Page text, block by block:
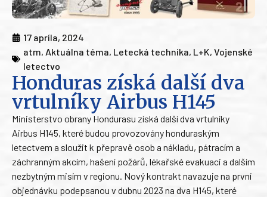
17 apríla, 2024
atm, Aktuálna téma, Letecká technika, L+K, Vojenské
letectvo
Honduras získá další dva
vrtulníky Airbus H145
Ministerstvo obrany Hondurasu získá další dva vrtulníky
Airbus H145, které budou provozovány honduraským
letectvem a sloužit k přepravě osob a nákladu, pátracím a
záchranným akcím, hašení požárů, lékařské evakuaci a dalším
nezbytným misím v regionu. Nový kontrakt navazuje na první
objednávku podepsanou v dubnu 2023 na dva H145, které